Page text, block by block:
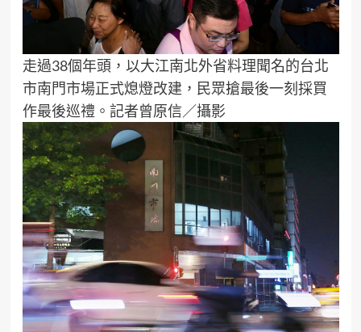
走過38個年頭，以大江南北外省料理聞名的台北
市南門市場正式熄燈改建，民眾搶最後一刻採買
作最後巡禮。記者曾原信／攝影